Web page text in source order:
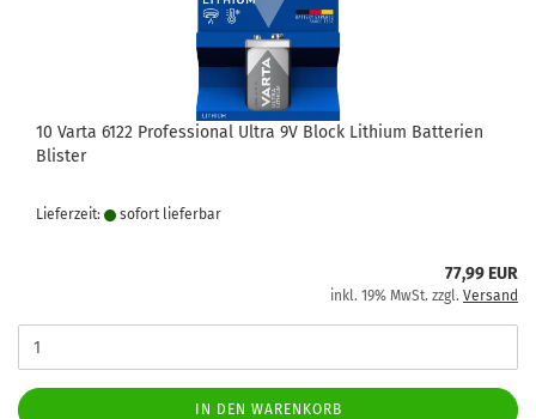
10 Varta 6122 Professional Ultra 9V Block Lithium Batterien
Blister
Lieferzeit: sofort lie­fer­bar
77,99 EUR
inkl. 19% MwSt. zzgl. Versand
IN DEN WARENKORB